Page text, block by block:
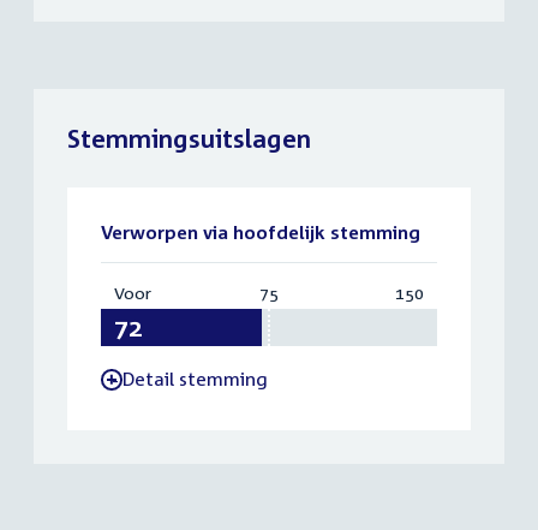
Stemmingsuitslagen
Verworpen via hoofdelijk stemming
Voor:
75 150
-Detail stemming